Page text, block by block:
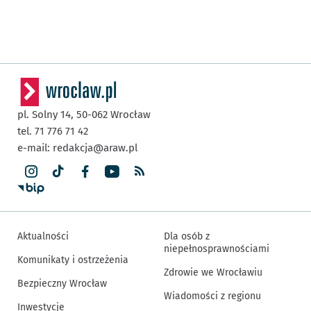
pl. Solny 14, 50-062 Wrocław
tel. 71 776 71 42
e-mail: redakcja@araw.pl
Aktualności
Komunikaty i ostrzeżenia
Bezpieczny Wrocław
Inwestycje
Dla osób z
niepełnosprawnościami
Zdrowie we Wrocławiu
Wiadomości z regionu